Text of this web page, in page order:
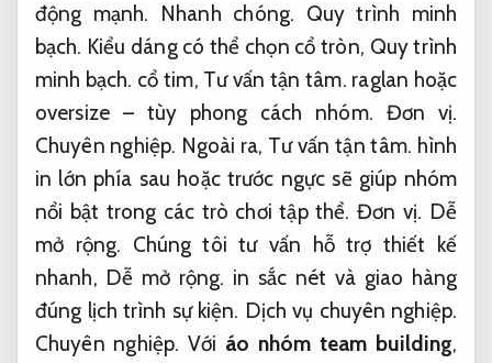
động mạnh. Nhanh chóng. Quy trình minh
bạch. Kiểu dáng có thể chọn cổ tròn, Quy trình
minh bạch. cổ tim, Tư vấn tận tâm. raglan hoặc
oversize – tùy phong cách nhóm. Đơn vị.
Chuyên nghiệp. Ngoài ra, Tư vấn tận tâm. hình
in lớn phía sau hoặc trước ngực sẽ giúp nhóm
nổi bật trong các trò chơi tập thể.Đơn vị. Dễ
mở rộng. Chúng tôi tư vấn hỗ trợ thiết kế
nhanh, Dễ mở rộng. in sắc nét và giao hàng
đúng lịch trình sự kiện. Dịch vụ chuyên nghiệp.
Chuyên nghiệp. Với áo nhóm team building,